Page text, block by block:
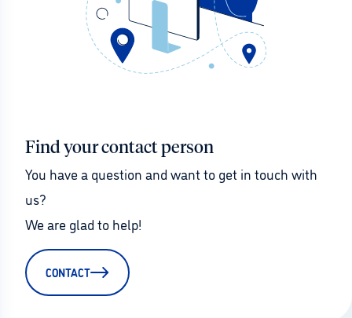
Find your contact person
You have a question and want to get in touch with
us?
We are glad to help!
CONTACT